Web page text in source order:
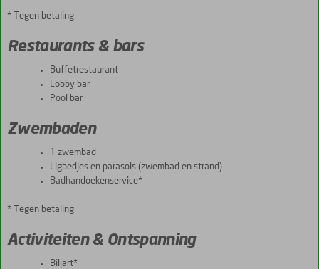
* Tegen betaling
Restaurants & bars
Buffetrestaurant
Lobby bar
Pool bar
Zwembaden
1 zwembad
Ligbedjes en parasols (zwembad en strand)
Badhandoekenservice*
* Tegen betaling
Activiteiten & Ontspanning
Biljart*